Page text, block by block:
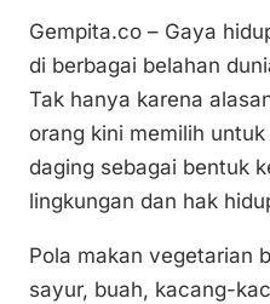
p
y
Li
n
k
ai
l
c
e
b
o
o
k
Gempita.co – Gaya
di berbagai belahan
Tak hanya karena
orang kini memilih
daging sebagai bentuk
lingkungan dan hak
Pola makan vegetarian
sayur, buah, kacang-